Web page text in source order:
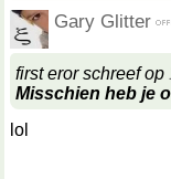
Gary Glitter
first eror schreef op
Misschien heb je
lol